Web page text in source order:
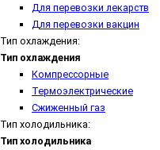
Для перевозки лекарств
Для перевозки вакцин
Тип охлаждения:
Тип охлаждения
Компрессорные
Термоэлектрические
Сжиженный газ
Тип холодильника:
Тип холодильника